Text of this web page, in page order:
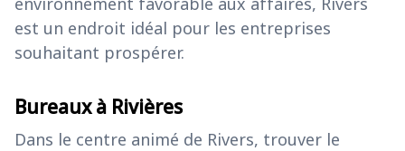
est un endroit idéal pour les entreprises
souhaitant prospérer.
Bureaux à Rivières
Dans le centre animé de Rivers, trouver le